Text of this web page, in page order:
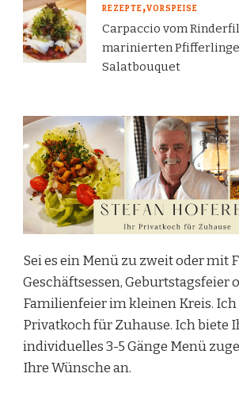
REZEPTE VORSPEISE
Carpaccio vom
marinierten
Salatbouquet
Sei es ein Menü zu zweit oder mit
Geschäftsessen, Geburtstagsfeier
Familienfeier im kleinen Kreis.
Privatkoch für Zuhause. Ich biete
individuelles 3-5 Gänge Menü
Ihre Wünsche an.